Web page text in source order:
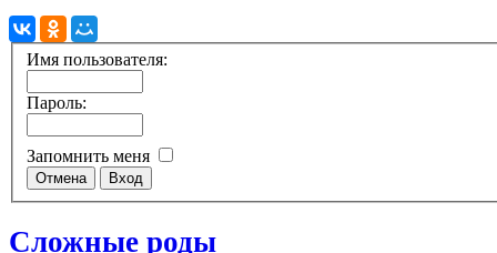
Имя пользователя:
Пароль:
Запомнить меня
Сложные роды